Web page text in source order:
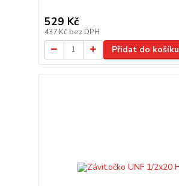
529 Kč
437 Kč bez DPH
Přidat do košíku